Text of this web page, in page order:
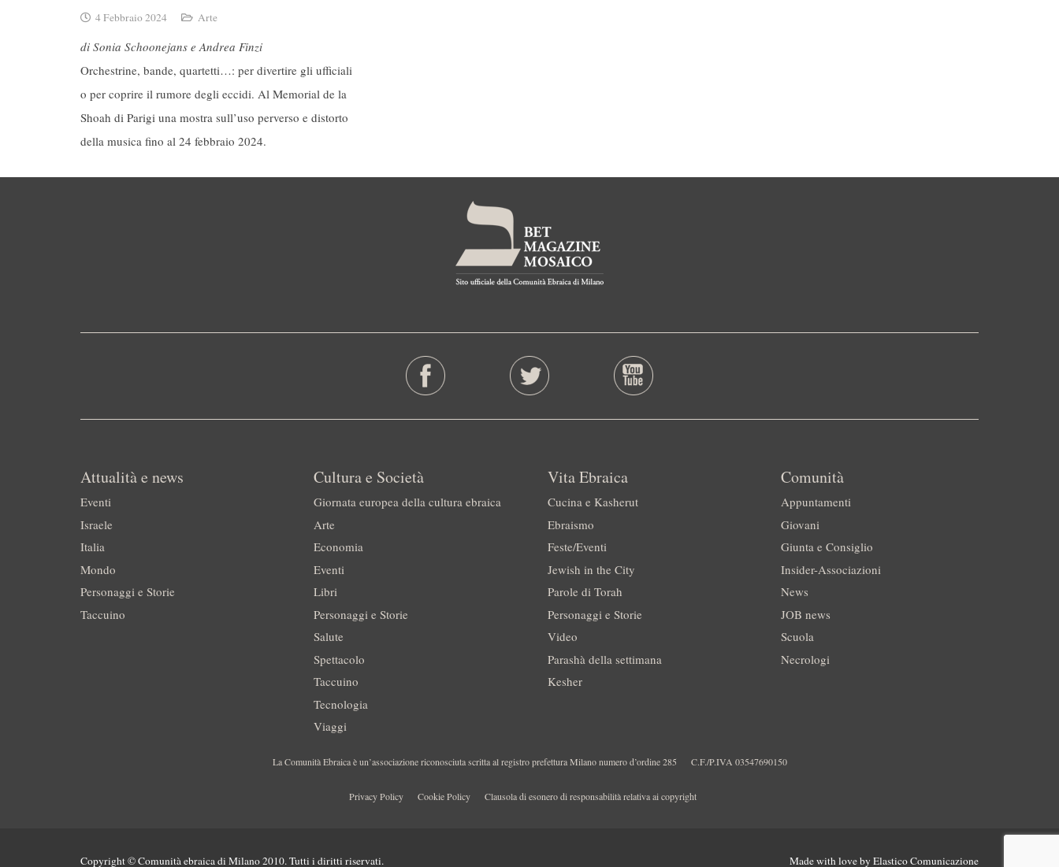
4 Febbraio 2024 Arte
di Sonia Schoonejans e Andrea Finzi
Orchestrine, bande, quartetti…: per divertire gli ufficiali
o per coprire il rumore degli eccidi. Al Memorial de la
Shoah di Parigi una mostra sull’uso perverso e distorto
della musica fino al 24 febbraio 2024.
Attualità e news
Eventi
Israele
Italia
Mondo
Personaggi e Storie
Taccuino
Cultura e Società
Giornata europea della cultura ebraica
Arte
Economia
Eventi
Libri
Personaggi e Storie
Salute
Spettacolo
Taccuino
Tecnologia
Viaggi
Vita Ebraica
Cucina e Kasherut
Ebraismo
Feste/Eventi
Jewish in the City
Parole di Torah
Personaggi e Storie
Video
Parashà della settimana
Kesher
Comunità
Appuntamenti
Giovani
Giunta e Consiglio
Insider-Associazioni
News
JOB news
Scuola
Necrologi
La Comunità Ebraica è un’associazione riconosciuta scritta al registro prefettura Milano numero d’ordine 285 C.F./P.IVA 03547690150
Privacy Policy Cookie Policy Clausola di esonero di responsabilità relativa ai copyright
Copyright © Comunità ebraica di Milano 2010. Tutti i diritti riservati. Made with love by Elastico Comunicazione